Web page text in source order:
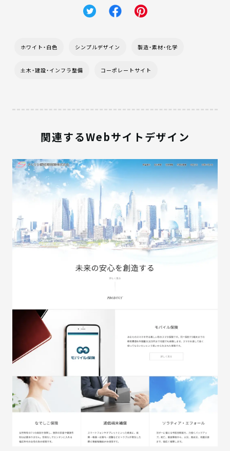
ホワイト・白色 シンプルデザイン 製造・素材・化学
土木・建設・インフラ整備 コーポレートサイト
関連するWebサイトデザイン